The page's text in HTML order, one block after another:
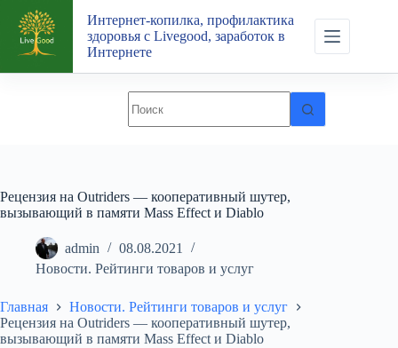
Перейти
сути
Интернет-копилка, профилактика
здоровья с Livegood, заработок в
Интернете
Рецензия на Outriders — кооперативный шутер,
вызывающий в памяти Mass Effect и Diablo
admin
08.08.2021
Новости. Рейтинги товаров и услуг
Главная
Новости. Рейтинги товаров и услуг
Рецензия на Outriders — кооперативный шутер,
вызывающий в памяти Mass Effect и Diablo